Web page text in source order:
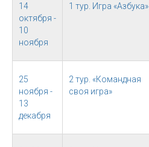
14
октября -
10
ноября
1 тур. Игра «Азбука»
25
ноября -
13
декабря
2 тур. «Командная
своя игра»